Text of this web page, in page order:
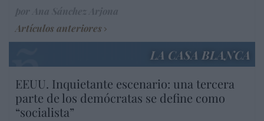
Artículos anteriores
LA CASA BLANCA
EEUU. Inquietante escenario: una tercera
parte de los demócratas se define como
“socialista”